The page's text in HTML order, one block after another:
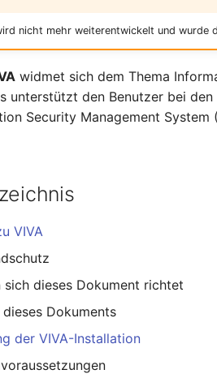
nicht mehr weiterentwickelt und wurde
widmet sich dem Thema
unterstützt den Benutzer bei
Security Management System
VIVA
sich dieses Dokument richtet
Dokuments
der VIVA-Installation